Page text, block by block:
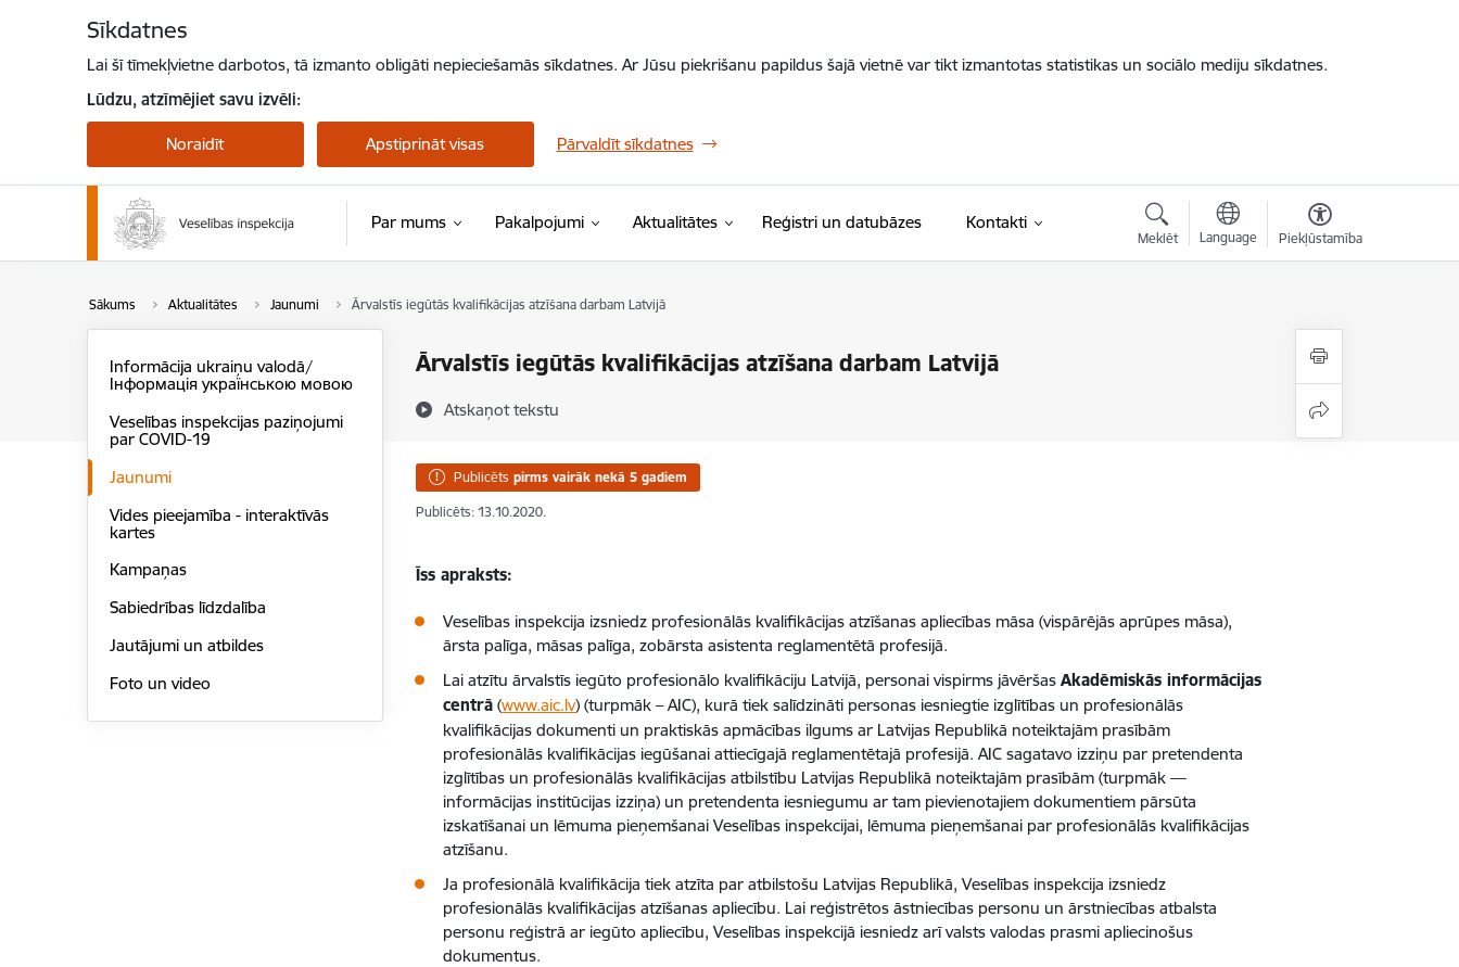
Sīkdatnes
Lai šī tīmekļvietne darbotos, tā izmanto obligāti nepieciešamās sīkdatnes. Ar Jūsu piekrišanu papildus šajā vietnē var tikt izmantotas statistikas un sociālo mediju sīkdatnes.
Lūdzu, atzīmējiet savu izvēli:
Noraidīt Apstiprināt visas Pārvaldīt sīkdatnes
Par mums Pakalpojumi Aktualitātes Reģistri un datubāzes Kontakti
Meklēt Language Piekļūstamība
Sākums Aktualitātes Jaunumi Ārvalstīs iegūtās kvalifikācijas atzīšana darbam Latvijā
Ārvalstīs iegūtās kvalifikācijas atzīšana darbam Latvijā
Atskaņot tekstu
Informācija ukraiņu valodā/
Інформація українською мовою
Veselības inspekcijas paziņojumi
par COVID-19
Jaunumi
Vides pieejamība - interaktīvās
kartes
Kampaņas
Sabiedrības līdzdalība
Jautājumi un atbildes
Foto un video
Publicēts pirms vairāk nekā 5 gadiem
Publicēts: 13.10.2020.
Īss apraksts:
Veselības inspekcija izsniedz profesionālās kvalifikācijas atzīšanas apliecības māsa (vispārējās aprūpes māsa),
ārsta palīga, māsas palīga, zobārsta asistenta reglamentētā profesijā.
Lai atzītu ārvalstīs iegūto profesionālo kvalifikāciju Latvijā, personai vispirms jāvēršasAkadēmiskās informācijas
centrā (www.aic.lv) (turpmāk – AIC), kurā tiek salīdzināti personas iesniegtie izglītības un profesionālās
kvalifikācijas dokumenti un praktiskās apmācības ilgums ar Latvijas Republikā noteiktajām prasībām
profesionālās kvalifikācijas iegūšanai attiecīgajā reglamentētajā profesijā. AIC sagatavo izziņu par pretendenta
izglītības un profesionālās kvalifikācijas atbilstību Latvijas Republikā noteiktajām prasībām (turpmāk —
informācijas institūcijas izziņa) un pretendenta iesniegumu ar tam pievienotajiem dokumentiem pārsūta
izskatīšanai un lēmuma pieņemšanai Veselības inspekcijai, lēmuma pieņemšanai par profesionālās kvalifikācijas
atzīšanu.
Ja profesionālā kvalifikācija tiek atzīta par atbilstošu Latvijas Republikā, Veselības inspekcija izsniedz
profesionālās kvalifikācijas atzīšanas apliecību. Lai reģistrētos āstniecības personu un ārstniecības atbalsta
personu reģistrā ar iegūto apliecību, Veselības inspekcijā iesniedz arī valsts valodas prasmi apliecinošus
dokumentus.